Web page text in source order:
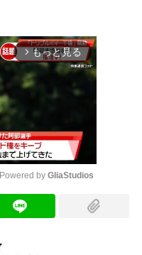
arrow_forward_ios もっと見る
Powered by GliaStudios